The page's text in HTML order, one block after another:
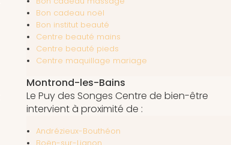
Bon cadeau noël
Bon institut beauté
Centre beauté mains
Centre beauté pieds
Centre maquillage mariage
Montrond-les-Bains
Le Puy des Songes Centre de bien-être
intervient à proximité de :
Andrézieux-Bouthéon